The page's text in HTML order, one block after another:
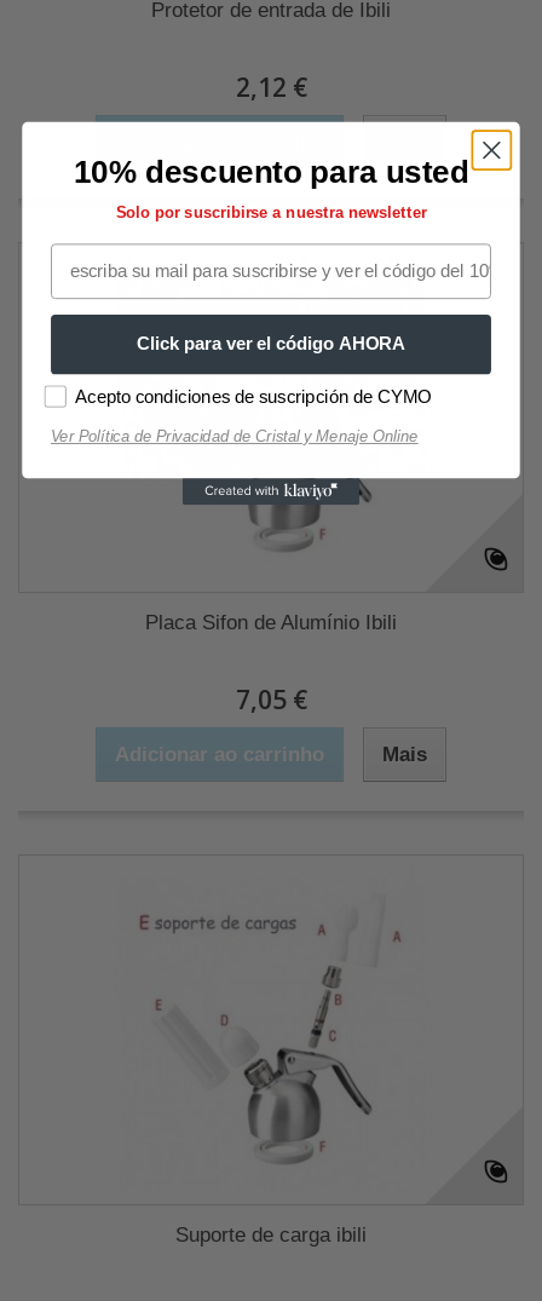
Protetor de entrada de Ibili
2,12 €
Placa Sifon de Alumínio Ibili
7,05 €
Adicionar ao carrinho Mais
Suporte de carga ibili
10% descuento para usted
Solo por suscribirse a nuestra newsletter
Click para ver el código AHORA
Acepto condiciones de suscripción de CYMO
Ver Política de Privacidad de Cristal y Menaje Online